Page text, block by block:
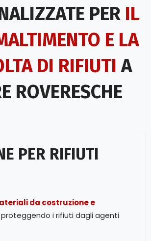
PER IL
E LA
DI RIFIUTI A
ROVERESCHE
PER RIFIUTI
da costruzione e
proteggendo i rifiuti dagli agenti